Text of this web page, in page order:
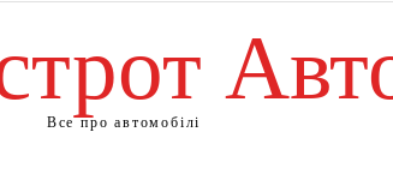
Все про автомобілі